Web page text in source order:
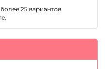
25 вариантов